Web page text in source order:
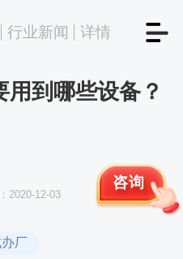
行业新闻 详情
到哪些设备？
2020-12-03
咨询
厂